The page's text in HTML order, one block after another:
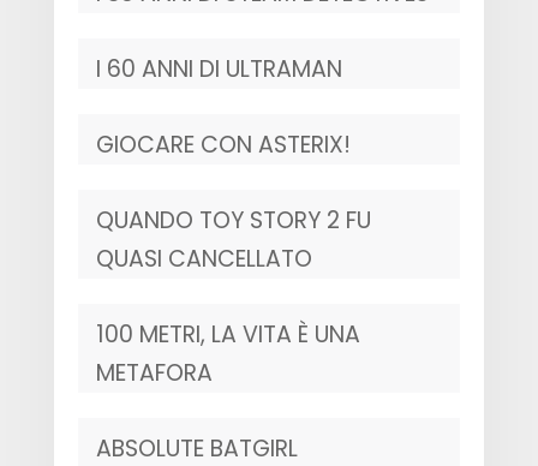
I 60 ANNI DI ULTRAMAN
GIOCARE CON ASTERIX!
QUANDO TOY STORY 2 FU
QUASI CANCELLATO
100 METRI, LA VITA È UNA
METAFORA
ABSOLUTE BATGIRL